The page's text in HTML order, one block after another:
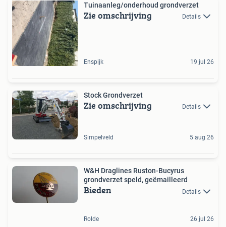
Tuinaanleg/onderhoud grondverzet
Zie omschrijving Details
Enspijk 19 jul 26
Stock Grondverzet
Zie omschrijving Details
Simpelveld 5 aug 26
W&H Draglines Ruston-Bucyrus
grondverzet speld, geëmailleerd
Bieden Details
Rolde 26 jul 26